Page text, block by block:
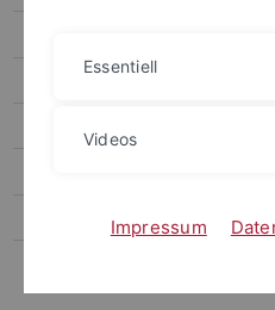
Betriebliches
Psychosoziale Beratungsstelle
Essentiell
Videos
Impressum